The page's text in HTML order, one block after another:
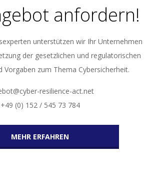
anfordern!
unterstützen wir Ihr Unternehmen
der gesetzlichen und regulatorischen
Vorgaben zum Thema Cybersicherheit.
resilience-act.net
+49 (0) 152 / 545 73 784
MEHR ERFAHREN